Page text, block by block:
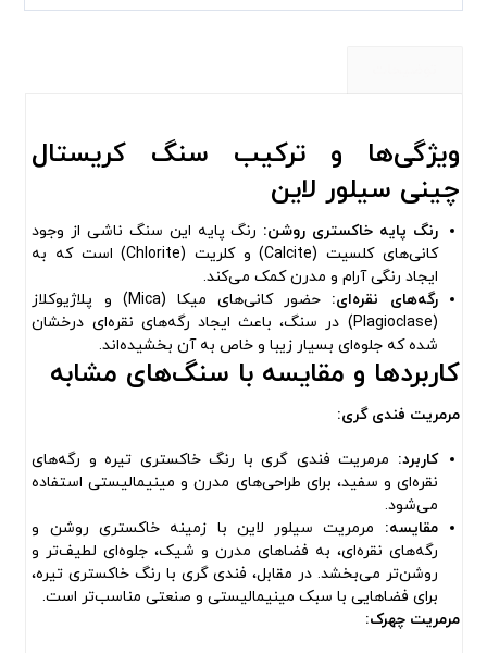
ویژگی‌ها و ترکیب سنگ کریستال
چینی سیلور لاین
رنگ پایه خاکستری روشن: رنگ پایه این سنگ ناشی از وجود
کانی‌های کلسیت (Calcite) و کلریت (Chlorite) است که به
ایجاد رنگی آرام و مدرن کمک می‌کند.
رگه‌های نقره‌ای:
حضور کانی‌های میکا (Mica) و پلاژیوکلاز
(Plagioclase) در سنگ، باعث ایجاد رگه‌های نقره‌ای درخشان
شده که جلوه‌ای بسیار زیبا و خاص به آن بخشیده‌اند.
کاربردها و مقایسه با سنگ‌های مشابه
مرمریت فندی گری:
کاربرد: مرمریت فندی گری با رنگ خاکستری تیره و رگه‌های
نقره‌ای و سفید، برای طراحی‌های مدرن و مینیمالیستی استفاده
می‌شود.
مقایسه: مرمریت سیلور لاین با زمینه خاکستری روشن و
رگه‌های نقره‌ای، به فضاهای مدرن و شیک، جلوه‌ای لطیف‌تر و
روشن‌تر می‌بخشد. در مقابل، فندی گری با رنگ خاکستری تیره،
برای فضاهایی با سبک مینیمالیستی و صنعتی مناسب‌تر است.
مرمریت چهرک: